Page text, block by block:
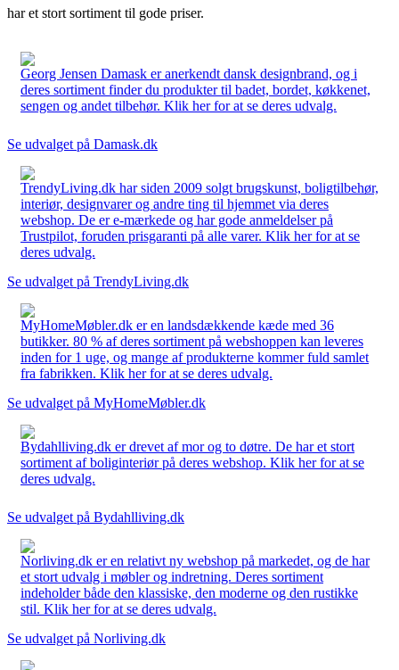
har et stort sortiment til gode priser.
Georg Jensen Damask er anerkendt dansk designbrand, og i
deres sortiment finder du produkter til badet, bordet, køkkenet,
sengen og andet tilbehør. Klik her for at se deres udvalg.
Se udvalget på Damask.dk
TrendyLiving.dk har siden 2009 solgt brugskunst, boligtilbehør,
interiør, designvarer og andre ting til hjemmet via deres
webshop. De er e-mærkede og har gode anmeldelser på
Trustpilot, foruden prisgaranti på alle varer. Klik her for at se
deres udvalg.
Se udvalget på TrendyLiving.dk
MyHomeMøbler.dk er en landsdækkende kæde med 36
butikker. 80 % af deres sortiment på webshoppen kan leveres
inden for 1 uge, og mange af produkterne kommer fuld samlet
fra fabrikken. Klik her for at se deres udvalg.
Se udvalget på MyHomeMøbler.dk
Bydahlliving.dk er drevet af mor og to døtre. De har et stort
sortiment af boliginteriør på deres webshop. Klik her for at se
deres udvalg.
Se udvalget på Bydahlliving.dk
Norliving.dk er en relativt ny webshop på markedet, og de har
et stort udvalg i møbler og indretning. Deres sortiment
indeholder både den klassiske, den moderne og den rustikke
stil. Klik her for at se deres udvalg.
Se udvalget på Norliving.dk